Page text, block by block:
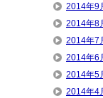
2014年9
2014年8
2014年7
2014年6
2014年5
2014年4